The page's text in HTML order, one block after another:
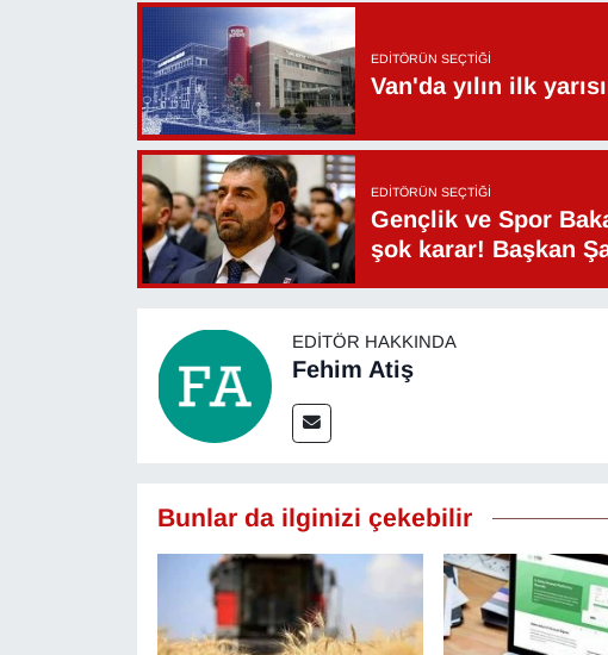
EDITÖRÜN SEÇTIĞI
Van'da yılın ilk
EDITÖRÜN SEÇTIĞI
Gençlik ve Spor
şok karar! Başkan
EDITÖR HAKKINDA
Fehim Atiş
Bunlar da ilginizi çekebilir